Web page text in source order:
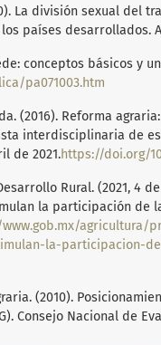
La división sexual del
países desarrollados.
conceptos básicos y
pa071003.htm
(2016). Reforma
interdisciplinaria de
de 2021.https://doi.org/
Rural. (2021, 4
la participación de
agricultura/
la-participacion-
(2010).
Consejo Nacional de